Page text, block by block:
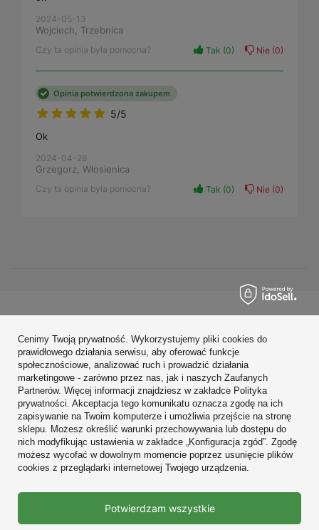
2024-05-13
Wojciech, Trzebnica
Czy ta opinia była pomocna? Tak 0 Nie 0
5/5
Opinia potwierdzona zakupem
Ok
2024-04-28
Grzegorz, Włosienica
Czy ta opinia była pomocna? Tak 0 Nie 0
Konto
Regulaminy
Zobacz również
W sklepie prezentujemy ceny brutto (z VAT).
Cenimy Twoją prywatność. Wykorzystujemy pliki cookies do
prawidłowego działania serwisu, aby oferować funkcje
społecznościowe, analizować ruch i prowadzić działania
marketingowe - zarówno przez nas, jak i naszych Zaufanych
Partnerów. Więcej informacji znajdziesz w zakładce Polityka
prywatności. Akceptacja tego komunikatu oznacza zgodę na ich
zapisywanie na Twoim komputerze i umożliwia przejście na stronę
sklepu. Możesz określić warunki przechowywania lub dostępu do
nich modyfikując ustawienia w zakładce „Konfiguracja zgód”. Zgodę
możesz wycofać w dowolnym momencie poprzez usunięcie plików
cookies z przeglądarki internetowej Twojego urządzenia.
Potwierdzam wszystkie